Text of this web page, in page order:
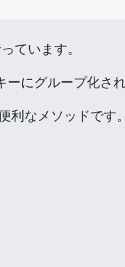
ています。
ーにグループ化され
なメソッドで